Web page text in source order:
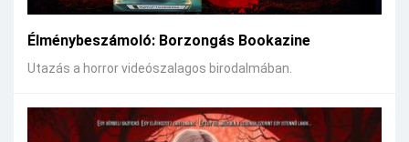
Élménybeszámoló: Borzongás Bookazine
Utazás a horror videószalagos birodalmában.